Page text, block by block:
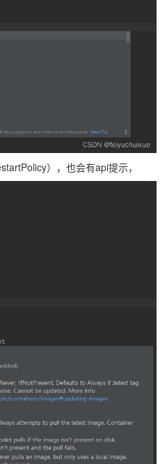
），也会有api提示，